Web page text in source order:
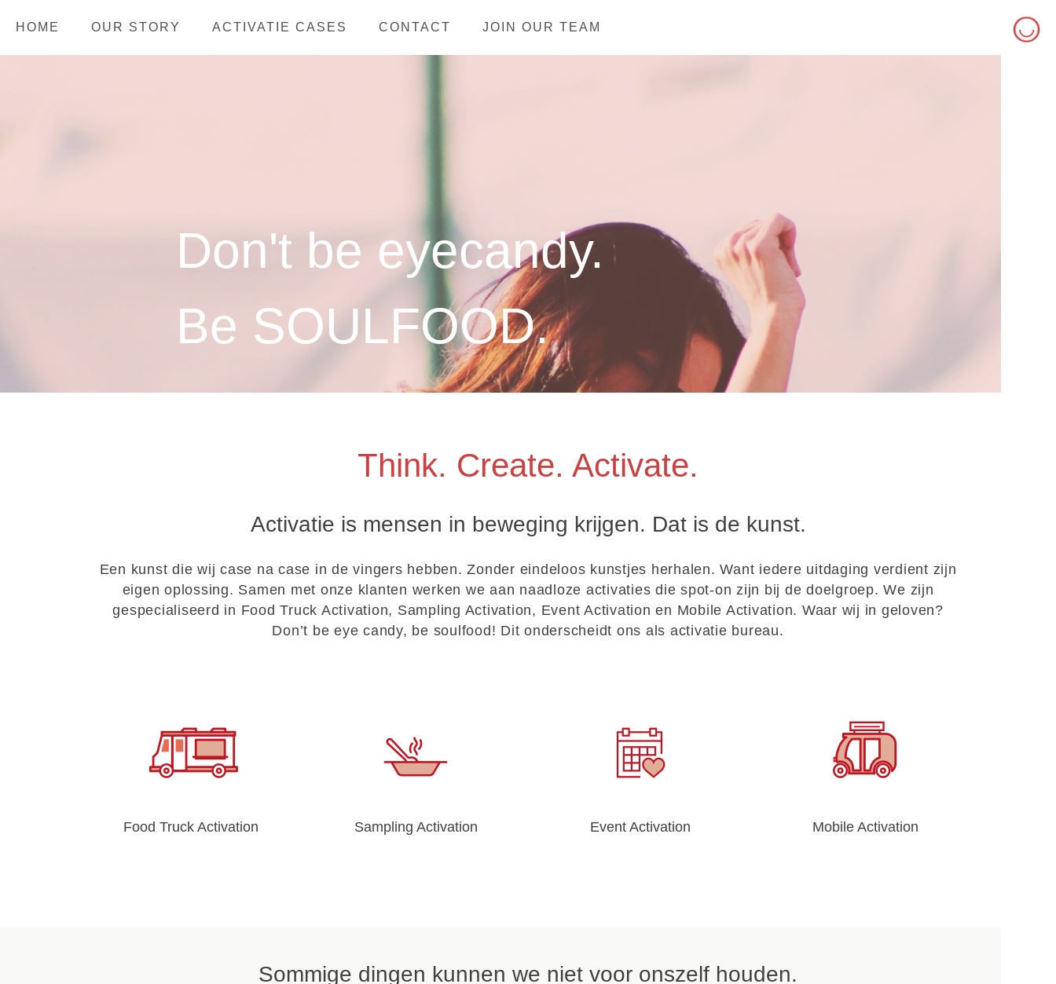
HOME OUR STORY ACTIVATIE CASES CONTACT JOIN OUR TEAM
Don't be eyecandy.
Be SOULFOOD.
Think. Create. Activate.
Activatie is mensen in beweging krijgen. Dat is de kunst.
Een kunst die wij case na case in de vingers hebben. Zonder eindeloos kunstjes herhalen. Want iedere uitdaging verdient zijn
eigen oplossing. Samen met onze klanten werken we aan naadloze activaties die spot-on zijn bij de doelgroep. We zijn
gespecialiseerd in Food Truck Activation, Sampling Activation, Event Activation en Mobile Activation. Waar wij in geloven?
Don’t be eye candy, be soulfood! Dit onderscheidt ons als activatie bureau.
Food Truck Activation Sampling Activation Event Activation Mobile Activation
Sommige dingen kunnen we niet voor onszelf houden.